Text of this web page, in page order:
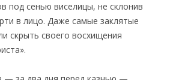
под сенью виселицы, не склонив
в лицо. Даже самые заклятые
скрыть своего восхищения